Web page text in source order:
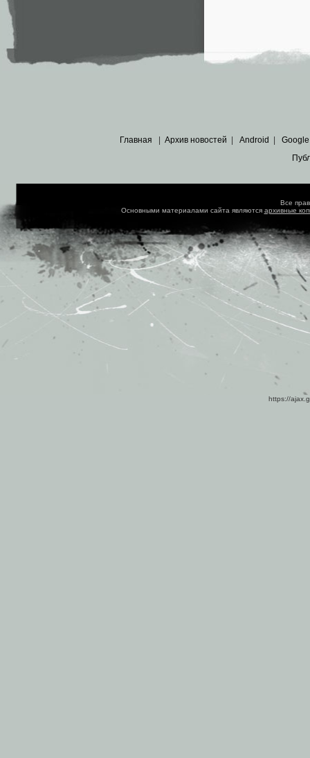
Главная Архив новостей Android Google
Все
Основными материалами сайта являются архивные
https://